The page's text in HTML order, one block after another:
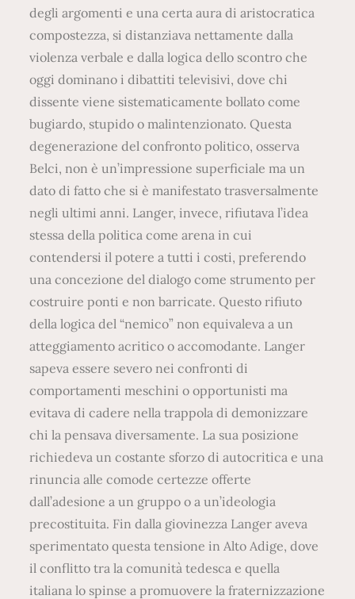
degli argomenti e una certa aura di aristocratica
compostezza, si distanziava nettamente dalla
violenza verbale e dalla logica dello scontro che
oggi dominano i dibattiti televisivi, dove chi
dissente viene sistematicamente bollato come
bugiardo, stupido o malintenzionato. Questa
degenerazione del confronto politico, osserva
Belci, non è un’impressione superficiale ma un
dato di fatto che si è manifestato trasversalmente
negli ultimi anni. Langer, invece, rifiutava l’idea
stessa della politica come arena in cui
contendersi il potere a tutti i costi, preferendo
una concezione del dialogo come strumento per
costruire ponti e non barricate. Questo rifiuto
della logica del “nemico” non equivaleva a un
atteggiamento acritico o accomodante. Langer
sapeva essere severo nei confronti di
comportamenti meschini o opportunisti ma
evitava di cadere nella trappola di demonizzare
chi la pensava diversamente. La sua posizione
richiedeva un costante sforzo di autocritica e una
rinuncia alle comode certezze offerte
dall’adesione a un gruppo o a un’ideologia
precostituita. Fin dalla giovinezza Langer aveva
sperimentato questa tensione in Alto Adige, dove
il conflitto tra la comunità tedesca e quella
italiana lo spinse a promuovere la fraternizzazione